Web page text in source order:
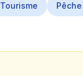
Tourisme Pêche